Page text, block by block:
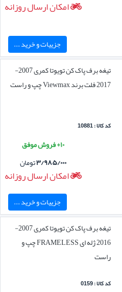
امکان ارسال روزانه
جزییات و خرید ...
تیغه برف پاک کن تویوتا کمری 2007-
2017 فلت برند Viewmax چپ و راست
کد کالا : 10881
۱۰+ فروش موفق
۳/۹۸۵/۰۰۰تومان
امکان ارسال روزانه
جزییات و خرید ...
تیغه برف پاک کن تویوتا کمری 2007-
2016 ژله ای FRAMELESS چپ و
راست
کد کالا : 0159